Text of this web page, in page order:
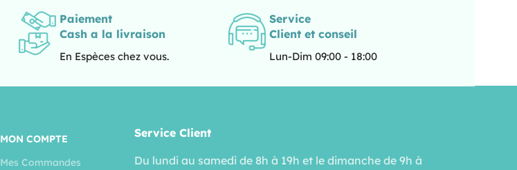
Paiement
Cash a la livraison
En Espèces chez vous.
Service
Client et conseil
Lun-Dim 09:00 - 18:00
MON COMPTE
Mes Commandes
Service Client
Du lundi au samedi de 8h à 19h et le dimanche de 9h à